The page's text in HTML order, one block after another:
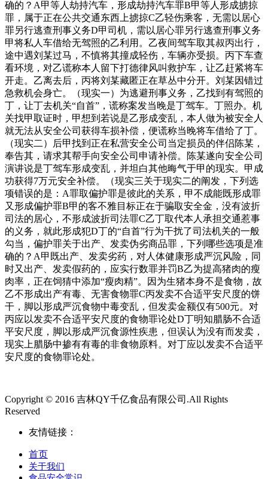
确的？A甲等人劫持汽车，形成劫持汽车罪B甲等人形成掳掠
罪，属于正在公共交通东西上掳掠C乙轻伤乘客，无需以居心
罪另行逃查刑事义务D甲司机，需以居心罪另行逃查刑事义务
甲将私人车借给无驾照的乙利用。乙夜间驾车取其叔丙出行，
途中遇刘某过马，不慎将其撞成轻伤，车辆亦受损。丙下车查
看环境，对乙谎称本人留下打德律风叫救护车，让乙赶紧将车
开走。乙离去后，丙将刘某藏匿正在草丛中分开。刘某因错过
急救机会身亡。（现实一）为逃避刑事义务，乙找到有驾照的
丁，让丁去机关“自首”，谎称案发当晚是丁驾车。丁照办。机
关找甲取证时，甲想到若说是乙形成变乱，本人做为被安全人
就无法从安全公司获得车损补偿，便谎称当晚将车借给了丁。
（现实二）后甲找到正在私营安全公司当定损员的伴侣陈某，
奉告其，请求其帮手向安全公司申请补偿。陈某遂向安全公司
演讲说是丁驾车形成变乱，并坦白其他晦气于甲的现实。甲成
功获得7万元安全补偿。（现实三关于现实二的阐发，下列选
项错误的是：A罪取偏护罪是彼此的关系，甲不成能既形成罪
又形成偏护罪B甲的客不雅目标正在于骗取安全金，没有波折
司法的居心，不形成波折司法罪C乙丁取代本人承担交通惹事
的义务，就此形成犯D丁的“自首”行为干扰了司法机关的一般
勾当，偏护罪关于出产、发卖伪劣商品罪，下列哪些选项是准
确的？A甲既出产、发卖劣药，对人体健康形成严沉风险，同
时又出产、发卖假药的，应实行数罪并罚B乙为提高猪肉的瘦
肉率，正在饲猜中添加“瘦肉精”。因为生猪本身不是食物，故
乙不形成出产有毒、无害食物罪C丙发卖不合适平安尺度的饼
干，脚以形成严沉食物中毒变乱，但发卖金额仅有500元。对
丙应以发卖不合适平安尺度的食物罪论处D丁明知腊肠不合适
平安尺度，脚以形成严沉食源性疾患，但误认为没有而发卖，
现实上腊肠中掺有有毒的非食物原料。对丁应以发卖不合适平
安尺度的食物罪论处。
Copyright © 2016 吉林QY千亿食品有限公司.All Rights
Reserved
友情链接：
首页
关于我们